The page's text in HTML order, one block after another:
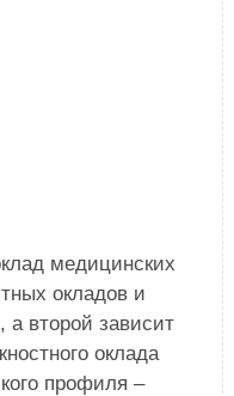
медицинских
окладов и
второй зависит
оклада
профиля –